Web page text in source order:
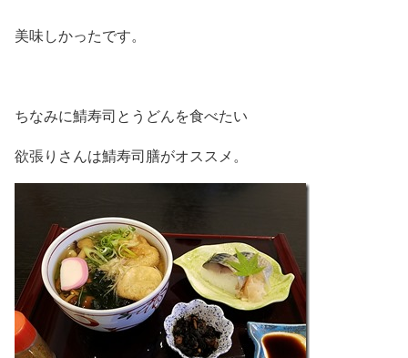
美味しかったです。
ちなみに鯖寿司とうどんを食べたい
欲張りさんは鯖寿司膳がオススメ。